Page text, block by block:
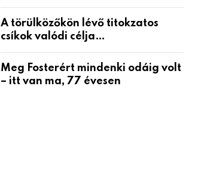
A törülközőkön lévő titokzatos
csíkok valódi célja…
Meg Fosterért mindenki odáig volt
– itt van ma, 77 évesen